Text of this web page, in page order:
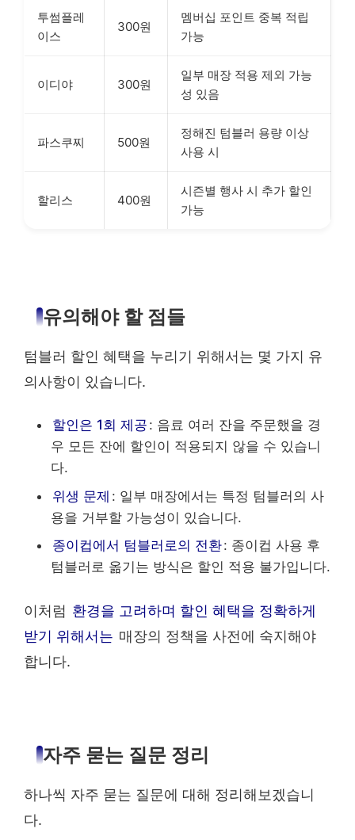
투썸플레
이스
300원
멤버십 포인트 중복 적립
가능
이디야 300원
일부 매장 적용 제외 가능
성 있음
파스쿠찌 500원
정해진 텀블러 용량 이상
사용 시
할리스 400원
시즌별 행사 시 추가 할인
가능
유의해야 할 점들
텀블러 할인 혜택을 누리기 위해서는 몇 가지 유
의사항이 있습니다.
할인은 1회 제공 : 음료 여러 잔을 주문했을 경
우 모든 잔에 할인이 적용되지 않을 수 있습니
다.
위생 문제 : 일부 매장에서는 특정 텀블러의 사
용을 거부할 가능성이 있습니다.
종이컵에서 텀블러로의 전환: 종이컵 사용 후
텀블러로 옮기는 방식은 할인 적용 불가입니다.
이처럼 환경을 고려하며 할인 혜택을 정확하게
받기 위해서는 매장의 정책을 사전에 숙지해야
합니다.
자주 묻는 질문 정리
하나씩 자주 묻는 질문에 대해 정리해보겠습니
다.